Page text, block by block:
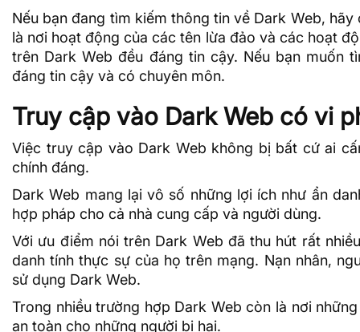
Nếu bạn đang tìm kiếm thông tin về Dark Web,
là nơi hoạt động của các tên lừa đảo và các hoạt
trên Dark Web đều đáng tin cậy. Nếu bạn muốn
đáng tin cậy và có chuyên môn.
Truy cập vào Dark Web có vi
Việc truy cập vào Dark Web không bị bất cứ ai
chính đáng.
Dark Web mang lại vô số những lợi ích như ẩn
hợp pháp cho cả nhà cung cấp và người dùng.
Với ưu điểm nói trên Dark Web đã thu hút rất
danh tính thực sự của họ trên mạng. Nạn nhân,
sử dụng Dark Web.
Trong nhiều trường hợp Dark Web còn là nơi
an toàn cho những người bị hại.